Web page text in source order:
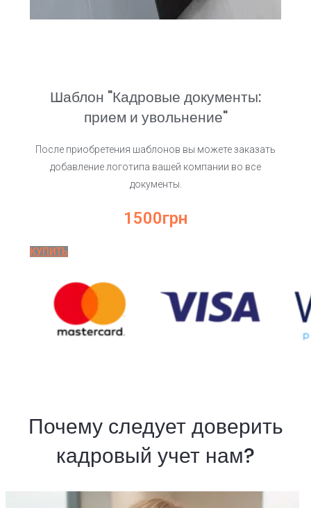
Шаблон "Кадровые документы:
прием и увольнение"
После приобретения шаблонов вы можете заказать
добавление логотипа вашей компании во все
документы.
1500грн
КУПИТЬ
Почему следует доверить
кадровый учет нам?